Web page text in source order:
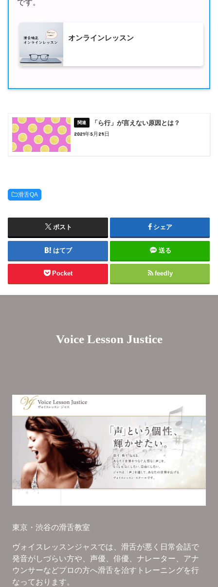
です。
オンラインレッスン
「ら行」が言えない原因とは？
2021年5月29日
滑舌QA
ポスト シェア
はてブ 送る
Pocket feedly
Voice Lesson Justice
東京・渋谷の滑舌教室
ヴォイスレッスンジャスでは、滑舌が悪く日常会話で
発音がしづらい方や、声優、俳優、ナレーター、アナ
ウンサーなどプロの方へ滑舌を治すトレーニングを行
なっております。